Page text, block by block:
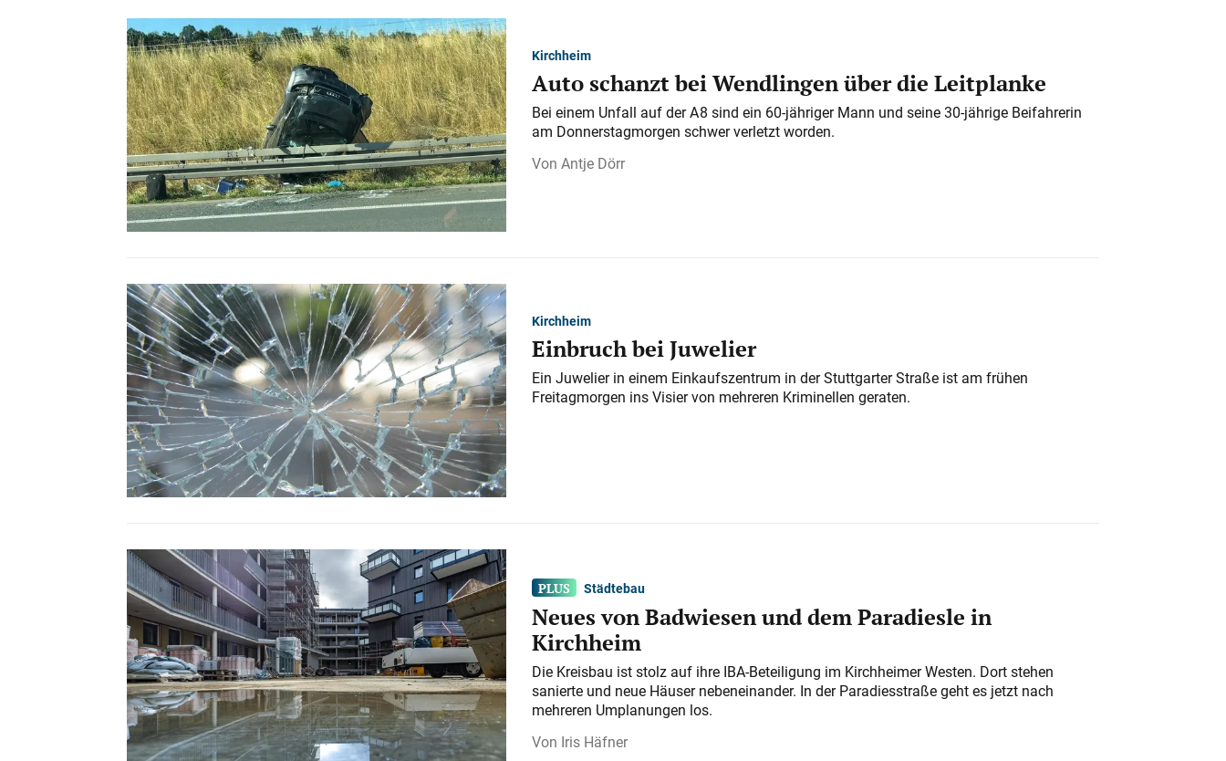
Kirchheim
Auto schanzt bei Wendlingen über die Leitplanke
Bei einem Unfall auf der A 8 sind ein 60-jähriger Mann und seine 30-jährige Beifahrerin
am Donnerstagmorgen schwer verletzt worden.
Antje Dörr
Kirchheim
Einbruch bei Juwelier
Ein Juwelier in einem Einkaufszentrum in der Stuttgarter Straße ist am frühen
Freitagmorgen ins Visier von mehreren Kriminellen geraten.
Städtebau
Neues von Badwiesen und dem Paradiesle in
Kirchheim
Die Kreisbau ist stolz auf ihre IBA-Beteiligung im Kirchheimer Westen. Dort stehen
sanierte und neue Häuser nebeneinander. In der Paradiesstraße geht es jetzt nach
mehreren Umplanungen los.
Iris Häfner